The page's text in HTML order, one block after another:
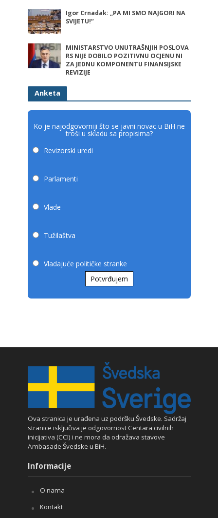
Igor Crnadak: „PA MI SMO NAJGORI NA
SVIJETU!“
MINISTARSTVO UNUTRAŠNJIH POSLOVA
RS NIJE DOBILO POZITIVNU OCJENU NI
ZA JEDNU KOMPONENTU FINANSIJSKE
REVIZIJE
Anketa
Ko je najodgovorniji što se javni novac u BiH ne
troši u skladu sa propisima?
Revizorski uredi
Parlamenti
Vlade
Tužilaštva
Vladajuće političke stranke
Potvrđujem
Ova stranica je urađena uz podršku Švedske. Sadržaj
stranice isključiva je odgovornost Centara civilnih
inicijativa (CCI) i ne mora da odražava stavove
Ambasade Švedske u BiH.
Informacije
O nama
Kontakt